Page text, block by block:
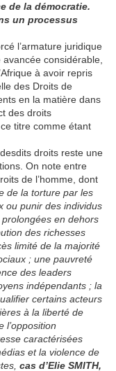
de la démocratie.
un processus
l’armature juridique
considérable,
à avoir repris
des Droits de
en la matière dans
des droits
titre comme étant
droits reste une
On note entre
de l’homme, dont
de la torture par les
ou punir des individus
en dehors
des richesses
limité de la majorité
; une pauvreté
des leaders
indépendants ; la
certains acteurs
à la liberté de
l’opposition
caractérisées
et la violence de
cas d’Elie SMITH,